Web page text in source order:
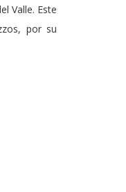
Valle. Este
por su